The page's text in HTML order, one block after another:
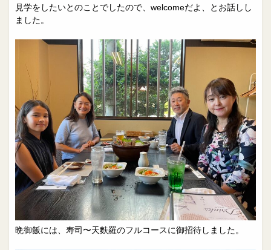
見学をしたいとのことでしたので、welcomeだよ、とお話しし
ました。
晩御飯には、寿司〜天麩羅のフルコースに御招待しました。